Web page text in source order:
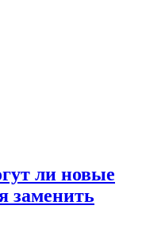
ли новые
заменить